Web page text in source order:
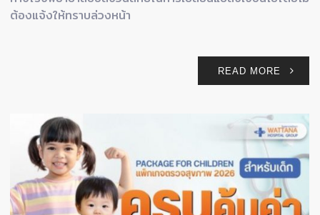
ต้องแจ้งให้ทราบล่วงหน้า
READ MORE